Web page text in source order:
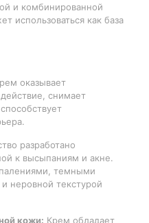
и комбинированной
использоваться как база
оказывает
снимает
разработано
к высыпаниям и акне.
темными
неровной текстурой
кожи: Крем обладает